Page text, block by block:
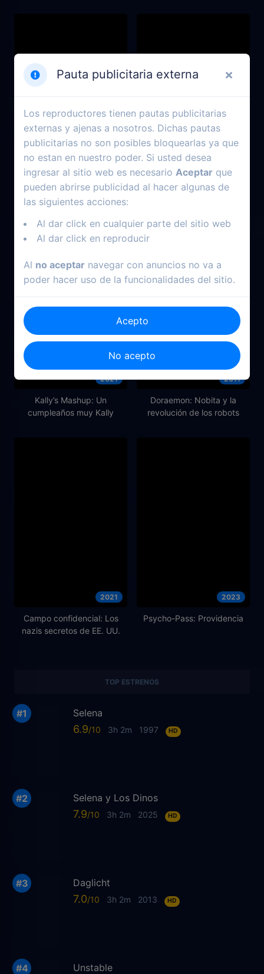
1996
Jim y el durazno gigante
2003
Héroes al rescate
2021
Kally’s Mashup: Un
cumpleaños muy Kally
2011
Doraemon: Nobita y la
revolución de los robots
2021
Campo confidencial: Los
nazis secretos de EE. UU.
2023
Psycho-Pass: Providencia
TOP ESTRENOS
Selena
6.9 3h 2m 1997 HD
Selena y Los Dinos
7.9 3h 2m 2025 HD
Daglicht
7.0 3h 2m 2013 HD
Unstable
Pauta publicitaria externa
Los reproductores tienen pautas publicitarias
externas y ajenas a nosotros. Dichas pautas
publicitarias no son posibles bloquearlas ya que
no estan en nuestro poder. Si usted desea
ingresar al sitio web es necesario Aceptar que
pueden abrirse publicidad al hacer algunas de
las siguientes acciones:
Al dar click en cualquier parte del sitio web
Al dar click en reproducir
Al no aceptar navegar con anuncios no va a
poder hacer uso de la funcionalidades del sitio.
Acepto
No acepto